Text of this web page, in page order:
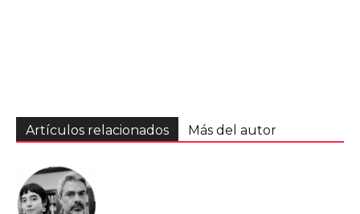
Artículos relacionados Más del autor